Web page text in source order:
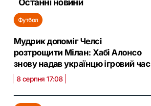
Останні новини
Футбол
Мудрик допоміг Челсі
розтрощити Мілан: Хабі Алонсо
знову надав українцю ігровий час
8 серпня 17:08